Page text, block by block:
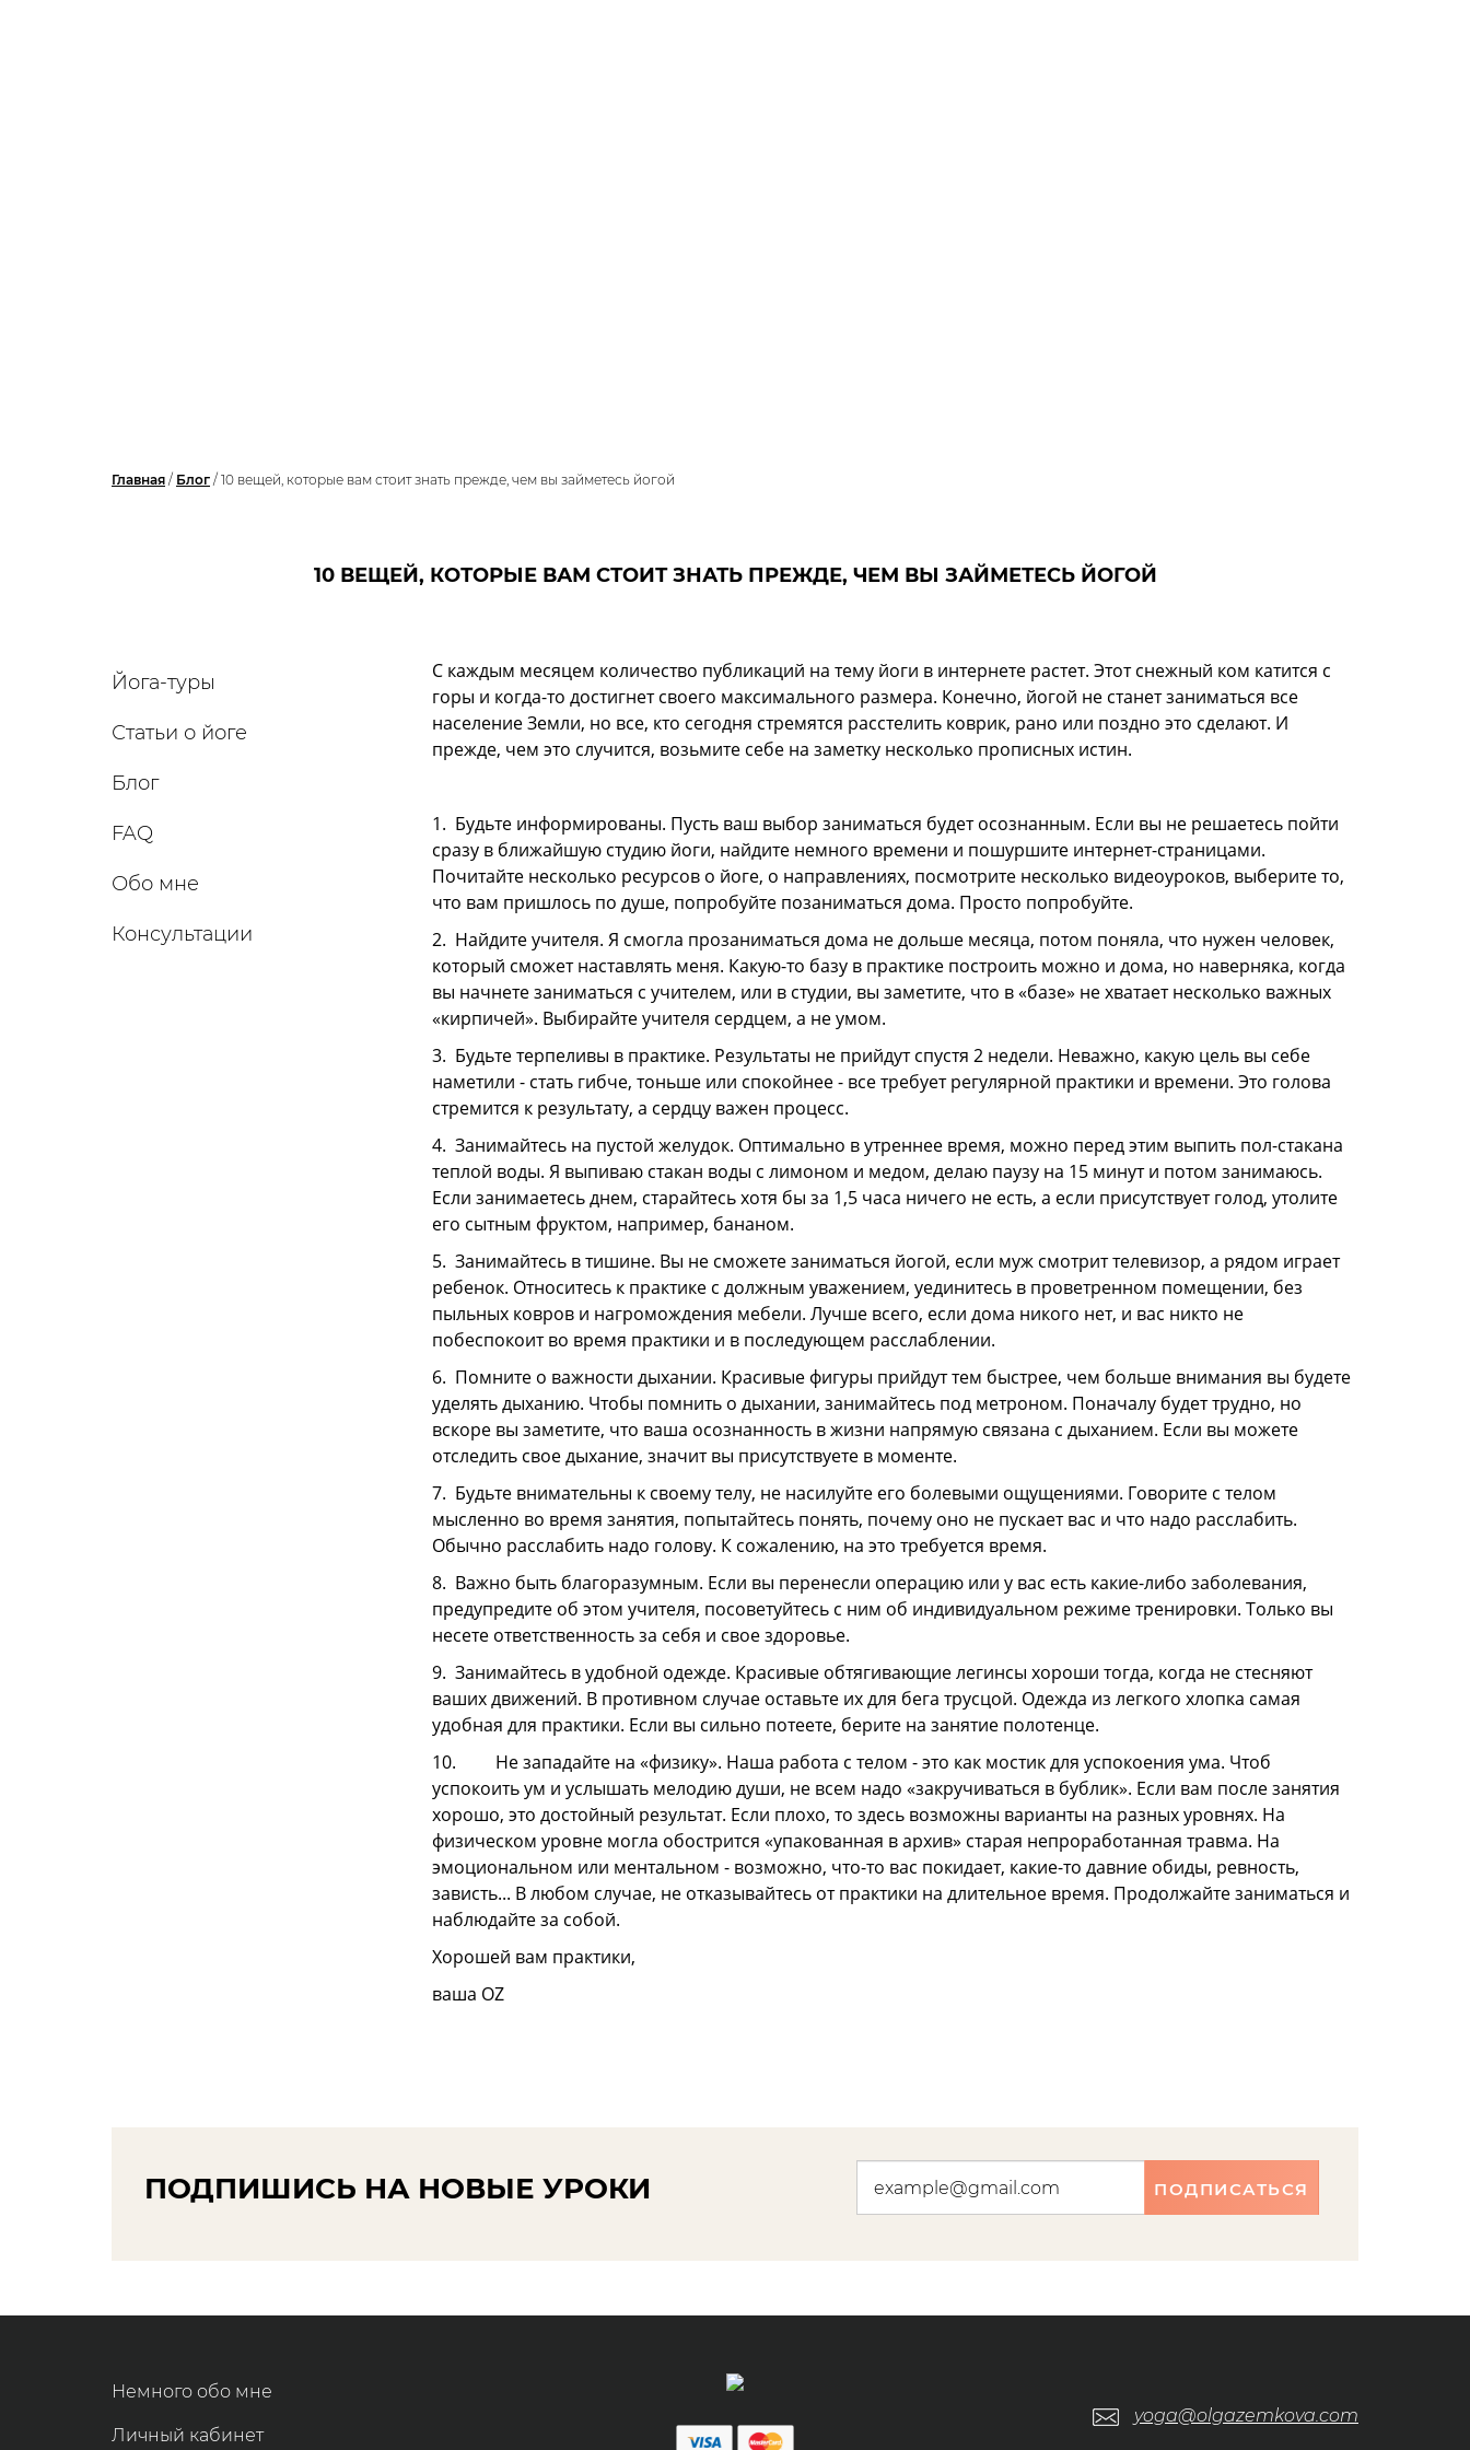
Главная / Блог / 10 вещей, которые вам стоит знать прежде, чем вы займетесь йогой
10 ВЕЩЕЙ, КОТОРЫЕ ВАМ СТОИТ ЗНАТЬ ПРЕЖДЕ, ЧЕМ ВЫ ЗАЙМЕТЕСЬ ЙОГОЙ
Йога-туры
Статьи о йоге
Блог
FAQ
Обо мне
Консультации
С каждым месяцем количество публикаций на тему йоги в интернете растет. Этот снежный ком катится с
горы и когда-то достигнет своего максимального размера. Конечно, йогой не станет заниматься все
население Земли, но все, кто сегодня стремятся расстелить коврик, рано или поздно это сделают. И
прежде, чем это случится, возьмите себе на заметку несколько прописных истин.
1. Будьте информированы. Пусть ваш выбор заниматься будет осознанным. Если вы не решаетесь пойти
сразу в ближайшую студию йоги, найдите немного времени и пошуршите интернет-страницами.
Почитайте несколько ресурсов о йоге, о направлениях, посмотрите несколько видеоуроков, выберите то,
что вам пришлось по душе, попробуйте позаниматься дома. Просто попробуйте.
2. Найдите учителя. Я смогла прозаниматься дома не дольше месяца, потом поняла, что нужен человек,
который сможет наставлять меня. Какую-то базу в практике построить можно и дома, но наверняка, когда
вы начнете заниматься с учителем, или в студии, вы заметите, что в «базе» не хватает несколько важных
«кирпичей». Выбирайте учителя сердцем, а не умом.
3. Будьте терпеливы в практике. Результаты не прийдут спустя 2 недели. Неважно, какую цель вы себе
наметили - стать гибче, тоньше или спокойнее - все требует регулярной практики и времени. Это голова
стремится к результату, а сердцу важен процесс.
4. Занимайтесь на пустой желудок. Оптимально в утреннее время, можно перед этим выпить пол-стакана
теплой воды. Я выпиваю стакан воды с лимоном и медом, делаю паузу на 15 минут и потом занимаюсь.
Если занимаетесь днем, старайтесь хотя бы за 1,5 часа ничего не есть, а если присутствует голод, утолите
его сытным фруктом, например, бананом.
5. Занимайтесь в тишине. Вы не сможете заниматься йогой, если муж смотрит телевизор, а рядом играет
ребенок. Относитесь к практике с должным уважением, уединитесь в проветренном помещении, без
пыльных ковров и нагромождения мебели. Лучше всего, если дома никого нет, и вас никто не
побеспокоит во время практики и в последующем расслаблении.
6. Помните о важности дыхании. Красивые фигуры прийдут тем быстрее, чем больше внимания вы будете
уделять дыханию. Чтобы помнить о дыхании, занимайтесь под метроном. Поначалу будет трудно, но
вскоре вы заметите, что ваша осознанность в жизни напрямую связана с дыханием. Если вы можете
отследить свое дыхание, значит вы присутствуете в моменте.
7. Будьте внимательны к своему телу, не насилуйте его болевыми ощущениями. Говорите с телом
мысленно во время занятия, попытайтесь понять, почему оно не пускает вас и что надо расслабить.
Обычно расслабить надо голову. К сожалению, на это требуется время.
8. Важно быть благоразумным. Если вы перенесли операцию или у вас есть какие-либо заболевания,
предупредите об этом учителя, посоветуйтесь с ним об индивидуальном режиме тренировки. Только вы
несете ответственность за себя и свое здоровье.
9. Занимайтесь в удобной одежде. Красивые обтягивающие легинсы хороши тогда, когда не стесняют
ваших движений. В противном случае оставьте их для бега трусцой. Одежда из легкого хлопка самая
удобная для практики. Если вы сильно потеете, берите на занятие полотенце.
10. Не западайте на «физику». Наша работа с телом - это как мостик для успокоения ума. Чтоб
успокоить ум и услышать мелодию души, не всем надо «закручиваться в бублик». Если вам после занятия
хорошо, это достойный результат. Если плохо, то здесь возможны варианты на разных уровнях. На
физическом уровне могла обострится «упакованная в архив» старая непроработанная травма. На
эмоциональном или ментальном - возможно, что-то вас покидает, какие-то давние обиды, ревность,
зависть... В любом случае, не отказывайтесь от практики на длительное время. Продолжайте заниматься и
наблюдайте за собой.
Хорошей вам практики,
ваша OZ
ПОДПИШИСЬ НА НОВЫЕ УРОКИ ПОДПИСАТЬСЯ
Немного обо мне
Личный кабинет
yoga@olgazemkova.com